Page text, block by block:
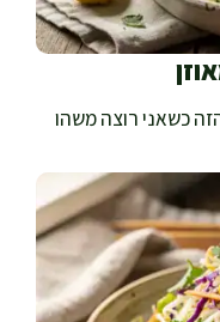
כשאני רוצה משהו